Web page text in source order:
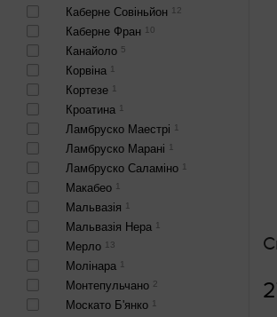
Каберне Совіньйон 12
Каберне Фран 10
Канайоло 5
Корвіна 1
Кортезе 1
Кроатина 1
Ламбруско Маестрі 1
Ламбруско Марані 1
Ламбруско Саламіно 1
Макабео 1
Мальвазія 1
Мальвазія Нера 1
Мерло 13
Молінара 1
Монтепульчано 2
Москато Б'янко 1